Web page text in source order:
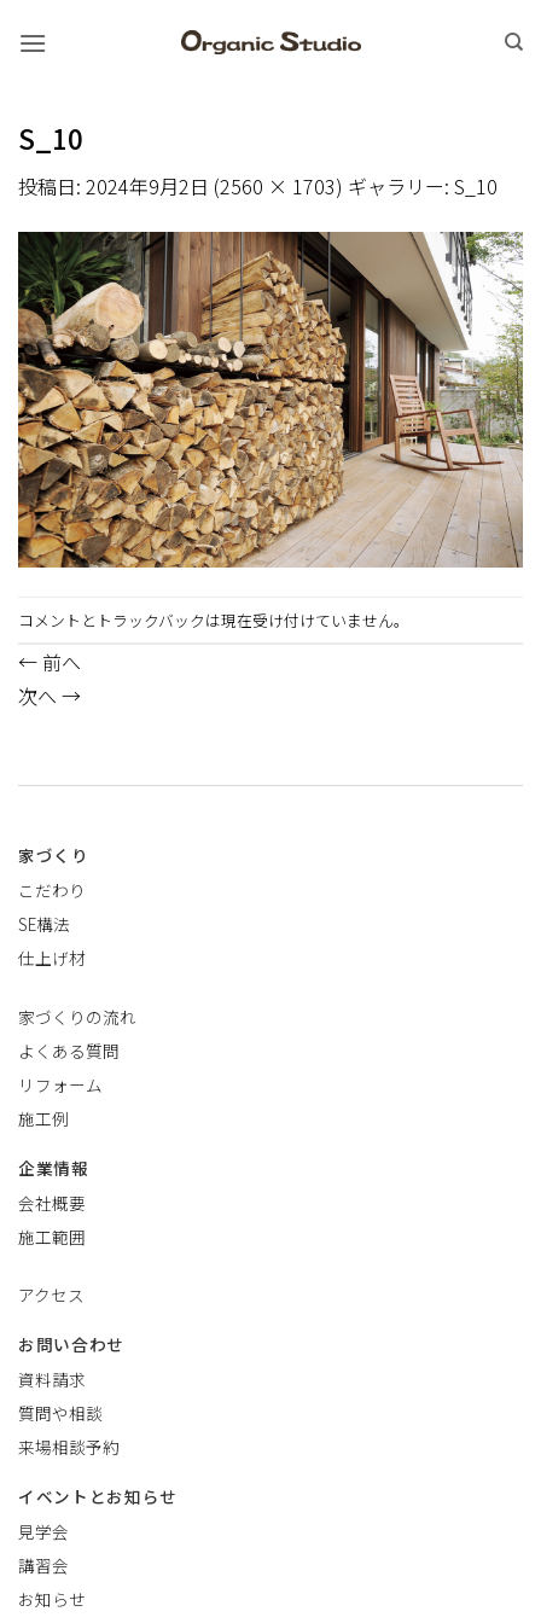
S_10
投稿日: 2024年9月2日 (2560 × 1703) ギャラリー: S_10
コメントとトラックバックは現在受け付けていません。
← 前へ
次へ →
家づくり
こだわり
SE構法
仕上げ材
家づくりの流れ
よくある質問
リフォーム
施工例
企業情報
会社概要
施工範囲
アクセス
お問い合わせ
資料請求
質問や相談
来場相談予約
イベントとお知らせ
見学会
講習会
お知らせ